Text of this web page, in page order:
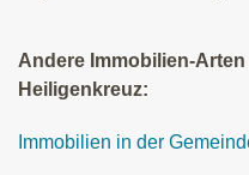
Andere Immobilien-
Heiligenkreuz:
Immobilien in der